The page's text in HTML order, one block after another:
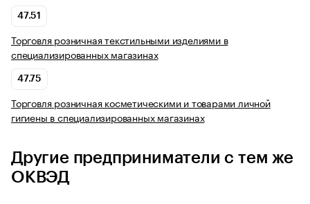
47.51
Торговля розничная текстильными изделиями в
специализированных магазинах
47.75
Торговля розничная косметическими и товарами личной
гигиены в специализированных магазинах
Другие предприниматели с тем же
ОКВЭД